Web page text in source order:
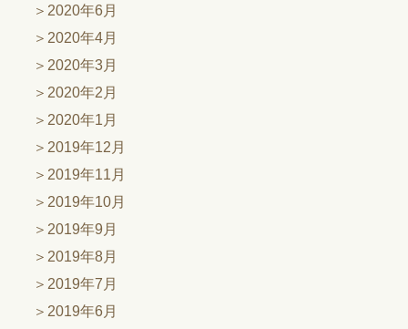
2020年6月
2020年4月
2020年3月
2020年2月
2020年1月
2019年12月
2019年11月
2019年10月
2019年9月
2019年8月
2019年7月
2019年6月